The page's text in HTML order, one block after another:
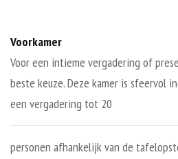
Voorkamer
Voor een intieme vergadering of
beste keuze. Deze kamer is sfeervol
een vergadering tot 20
personen afhankelijk van de